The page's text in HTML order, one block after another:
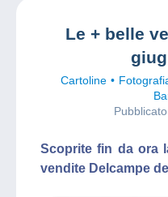
Le + belle
Cartoline
Scoprite fin da ora
vendite Delcampe